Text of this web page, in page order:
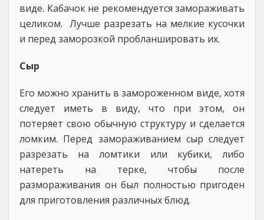
виде. Кабачок не рекомендуется замораживать
целиком. Лучше разрезать на мелкие кусочки
и перед заморозкой пробланшировать их.
Сыр
Его можно хранить в замороженном виде, хотя
следует иметь в виду, что при этом, он
потеряет свою обычную структуру и сделается
ломким. Перед замораживанием сыр следует
разрезать на ломтики или кубики, либо
натереть на терке, чтобы после
размораживания он был полностью пригоден
для приготовления различных блюд.